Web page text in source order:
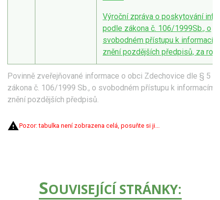
Povinně zveřejňované informace o obci Zdechovice dle § 5
zákona č. 106/1999 Sb., o svobodném přístupu k informacím,
znění pozdějších předpisů.
Výroční zpráva o poskytování
podle zákona č. 106/1999Sb., o
svobodném přístupu k
znění pozdějších předpisů, za rok
Pozor: tabulka není zobrazena celá, posuňte si ji...
SOUVISEJÍCÍ STRÁNKY: